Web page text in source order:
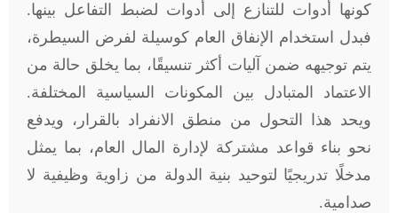
كونها أدوات للتنازع إلى أدوات لضبط التفاعل بينها.
فبدل استخدام الإنفاق العام كوسيلة لفرض السيطرة،
يتم توجيهه ضمن آليات أكثر تنسيقًا، بما يخلق حالة من
الاعتماد المتبادل بين المكونات السياسية المختلفة.
ويحد هذا التحول من منطق الانفراد بالقرار، ويدفع
نحو بناء قواعد مشتركة لإدارة المال العام، بما يمثل
مدخلًا تدريجيًا لتوحيد بنية الدولة من زاوية وظيفية لا
صدامية.